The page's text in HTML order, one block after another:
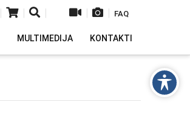
| | | | | FAQ
MULTIMEDIJA KONTAKTI